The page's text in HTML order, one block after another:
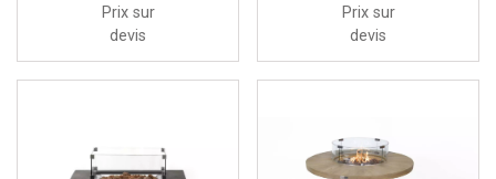
Prix sur
devis
Prix sur
devis